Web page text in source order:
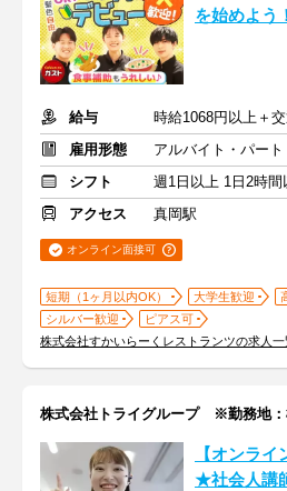
を始めよう
給与
時給1068円以上＋
雇用形態
アルバイト・パート
シフト
週1日以上 1日2時間
アクセス
真岡駅
オンライン面接可
短期（1ヶ月以内OK） 大学生歓迎
シルバー歓迎
ピアス可
株式会社すかいらーくレストランツの求人一
株式会社トライグループ ※勤務地：
【オンラ
★社会人講